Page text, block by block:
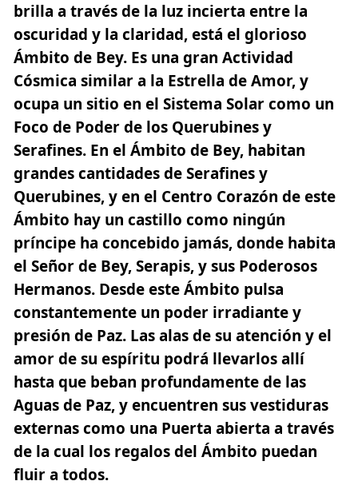
brilla a través de la luz incierta entre la
oscuridad y la claridad, está el glorioso
Ámbito de Bey. Es una gran Actividad
Cósmica similar a la Estrella de Amor, y
ocupa un sitio en el Sistema Solar como un
Foco de Poder de los Querubines y
Serafines. En el Ámbito de Bey, habitan
grandes cantidades de Serafines y
Querubines, y en el Centro Corazón de este
Ámbito hay un castillo como ningún
príncipe ha concebido jamás, donde habita
el Señor de Bey, Serapis, y sus Poderosos
Hermanos. Desde este Ámbito pulsa
constantemente un poder irradiante y
presión de Paz. Las alas de su atención y el
amor de su espíritu podrá llevarlos allí
hasta que beban profundamente de las
Aguas de Paz, y encuentren sus vestiduras
externas como una Puerta abierta a través
de la cual los regalos del Ámbito puedan
fluir a todos.